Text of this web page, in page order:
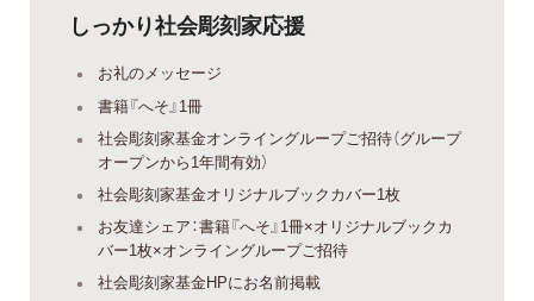
しっかり社会彫刻家応援
お礼のメッセージ
書籍『へそ』1冊
社会彫刻家基金オンライングループご招待（グループ
オープンから1年間有効）
社会彫刻家基金オリジナルブックカバー1枚
お友達シェア：書籍『へそ』1冊×オリジナルブックカ
バー1枚×オンライングループご招待
社会彫刻家基金HPにお名前掲載